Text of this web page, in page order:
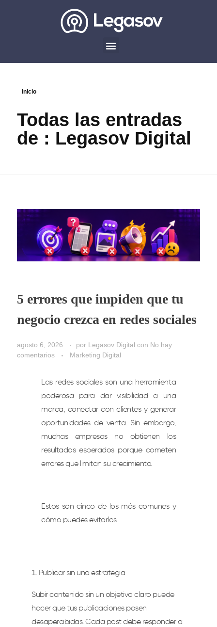
Inicio
Todas las entradas
de : Legasov Digital
5 errores que impiden que tu
negocio crezca en redes sociales
agosto 6, 2026 por Legasov Digital con No hay
comentarios
Marketing Digital
Las redes sociales son una herramienta
poderosa para dar visibilidad a una
marca, conectar con clientes y generar
oportunidades de venta. Sin embargo,
muchas empresas no obtienen los
resultados esperados porque cometen
errores que limitan su crecimiento.
Estos son cinco de los más comunes y
cómo puedes evitarlos.
Publicar sin una estrategia
Subir contenido sin un objetivo claro puede
hacer que tus publicaciones pasen
desapercibidas. Cada post debe responder a